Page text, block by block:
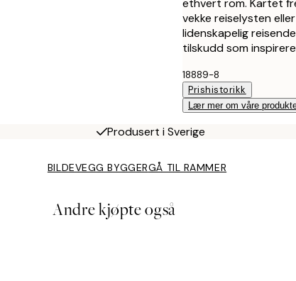
vekke reiselysten
lidenskapelig
tilskudd som
18889-8
Prishistorikk
Lær mer om våre
Produsert i Sverige
BILDEVEGG BYGGERGÅ TIL RAMMER
Andre kjøpte også